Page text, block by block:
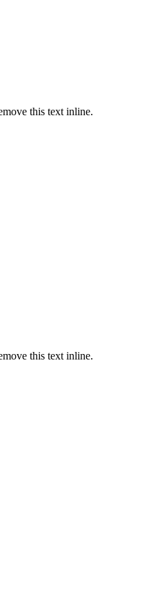
this text inline.
this text inline.